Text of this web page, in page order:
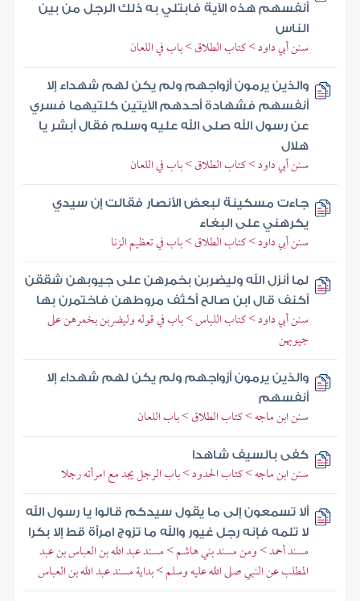
أنفسهم هذه الآية فابتلي به ذلك الرجل من بين
الناس
سنن أبي داود > كتاب الطلاق > باب في اللعان
والذين يرمون أزواجهم ولم يكن لهم شهداء إلا
أنفسهم فشهادة أحدهم الآيتين كلتيهما فسري
عن رسول الله صلى الله عليه وسلم فقال أبشر يا
هلال
سنن أبي داود > كتاب الطلاق > باب في اللعان
جاءت مسكينة لبعض الأنصار فقالت إن سيدي
يكرهني على البغاء
سنن أبي داود > كتاب الطلاق > باب في تعظيم الزنا
لما أنزل الله وليضربن بخمرهن على جيوبهن شققن
أكنف قال ابن صالح أكثف مروطهن فاختمرن بها
سنن أبي داود > كتاب اللباس > باب في قوله وليضربن بخمرهن على
جيوبهن
والذين يرمون أزواجهم ولم يكن لهم شهداء إلا
أنفسهم
سنن ابن ماجه > كتاب الطلاق > باب اللعان
كفى بالسيف شاهدا
سنن ابن ماجه > كتاب الحدود > باب الرجل يجد مع امرأته رجلا
ألا تسمعون إلى ما يقول سيدكم قالوا يا رسول الله
لا تلمه فإنه رجل غيور والله ما تزوج امرأة قط إلا بكرا
مسند أحمد > ومن مسند بني هاشم > مسند عبد الله بن العباس بن عبد
المطلب عن النبي صلى الله عليه وسلم > بداية مسند عبد الله بن العباس